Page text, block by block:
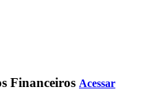
Financeiros Acessar